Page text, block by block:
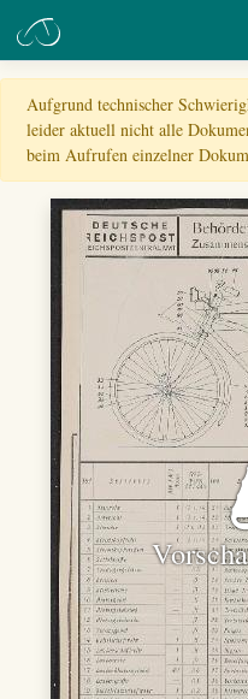
Aufgrund technischer
leider aktuell nicht alle
beim Aufrufen einzelner